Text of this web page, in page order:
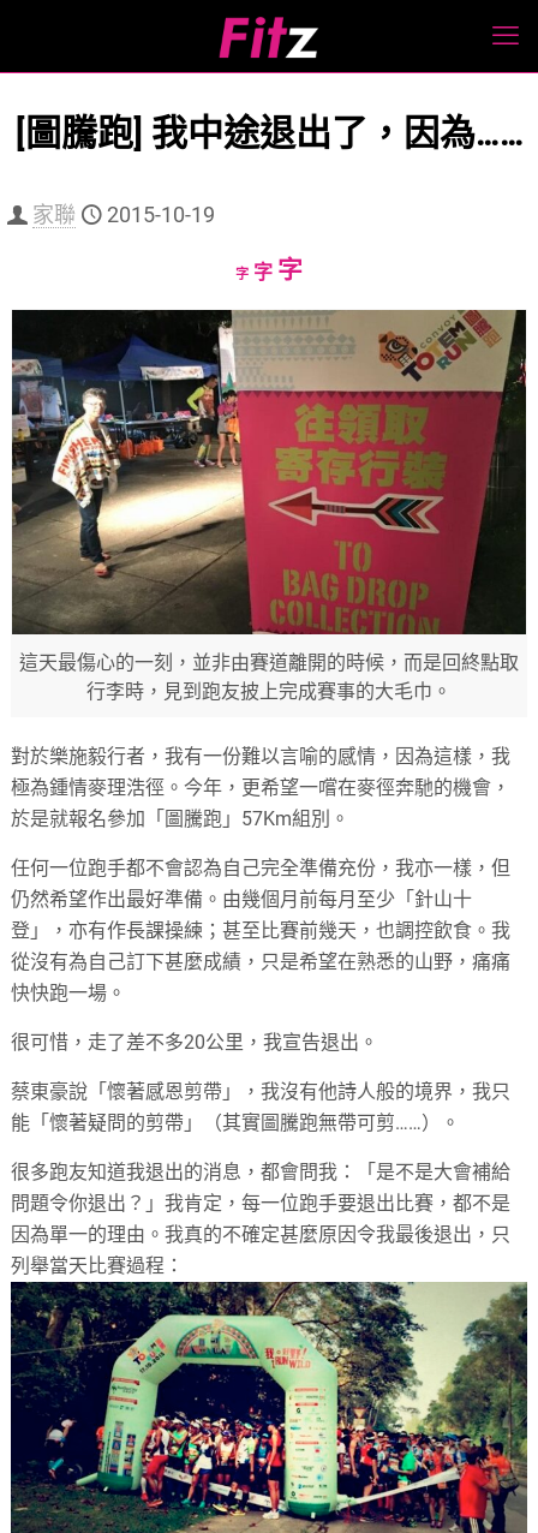
[圖騰跑] 我中途退出了，因為……
家聯 2015-10-19
字Decrease
size.
字Reset
size.
字Increase
size.
這天最傷心的一刻，並非由賽道離開的時候，而是回終點取
行李時，見到跑友披上完成賽事的大毛巾。
對於樂施毅行者，我有一份難以言喻的感情，因為這樣，我
極為鍾情麥理浩徑。今年，更希望一嚐在麥徑奔馳的機會，
於是就報名參加「圖騰跑」57Km組別。
任何一位跑手都不會認為自己完全準備充份，我亦一樣，但
仍然希望作出最好準備。由幾個月前每月至少「針山十
登」，亦有作長課操練；甚至比賽前幾天，也調控飲食。我
從沒有為自己訂下甚麼成績，只是希望在熟悉的山野，痛痛
快快跑一場。
很可惜，走了差不多20公里，我宣告退出。
蔡東豪說「懷著感恩剪帶」，我沒有他詩人般的境界，我只
能「懷著疑問的剪帶」（其實圖騰跑無帶可剪……）。
很多跑友知道我退出的消息，都會問我：「是不是大會補給
問題令你退出？」我肯定，每一位跑手要退出比賽，都不是
因為單一的理由。我真的不確定甚麼原因令我最後退出，只
列舉當天比賽過程：